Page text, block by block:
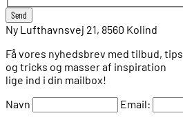
Ny Lufthavnsvej 21, 8560 Kolind
Få vores nyhedsbrev med tilbud, tips
og tricks og masser af inspiration
lige ind i din mailbox!
Navn
Email: